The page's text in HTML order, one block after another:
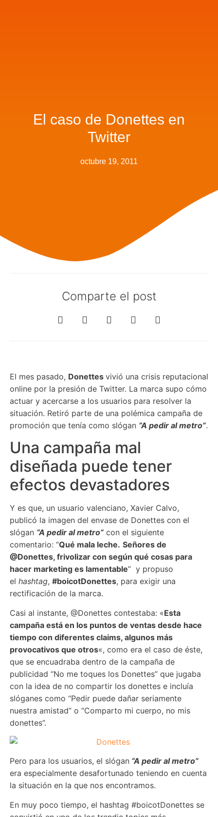
El caso de Donettes en
Twitter
octubre 19, 2011
Comparte el post
El mes pasado, Donettes vivió una crisis reputacional
online por la presión de Twitter. La marca supo cómo
actuar y acercarse a los usuarios para resolver la
situación. Retiró parte de una polémica campaña de
promoción que tenía como slógan “A pedir al metro”.
Una campaña mal
diseñada puede tener
efectos devastadores
Y es que, un usuario valenciano, Xavier Calvo,
publicó la imagen del envase de Donettes con el
slógan “A pedir al metro” con el siguiente
comentario: “Qué mala leche. Señores de
@Donettes, frivolizar con según qué cosas para
hacer marketing es lamentable” y propuso
el hashtag, #boicotDonettes, para exigir una
rectificación de la marca.
Casi al instante, @Donettes contestaba: «Esta
campaña está en los puntos de ventas desde hace
tiempo con diferentes claims, algunos más
provocativos que otros«, como era el caso de éste,
que se encuadraba dentro de la campaña de
publicidad “No me toques los Donettes” que jugaba
con la idea de no compartir los donettes e incluía
slóganes como “Pedir puede dañar seriamente
nuestra amistad” o “Comparto mi cuerpo, no mis
donettes”.
Pero para los usuarios, el slógan “A pedir al metro”
era especialmente desafortunado teniendo en cuenta
la situación en la que nos encontramos.
En muy poco tiempo, el hashtag #boicotDonettes se